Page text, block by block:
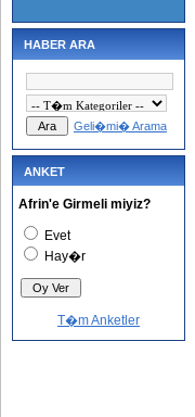
HABER ARA
Geli�mi� Arama
ANKET
Afrin'e Girmeli miyiz?
Evet
Hay�r
T�m Anketler